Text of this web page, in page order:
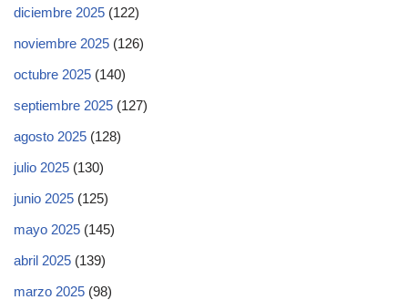
diciembre 2025 (122)
noviembre 2025 (126)
octubre 2025 (140)
septiembre 2025 (127)
agosto 2025 (128)
julio 2025 (130)
junio 2025 (125)
mayo 2025 (145)
abril 2025 (139)
marzo 2025 (98)